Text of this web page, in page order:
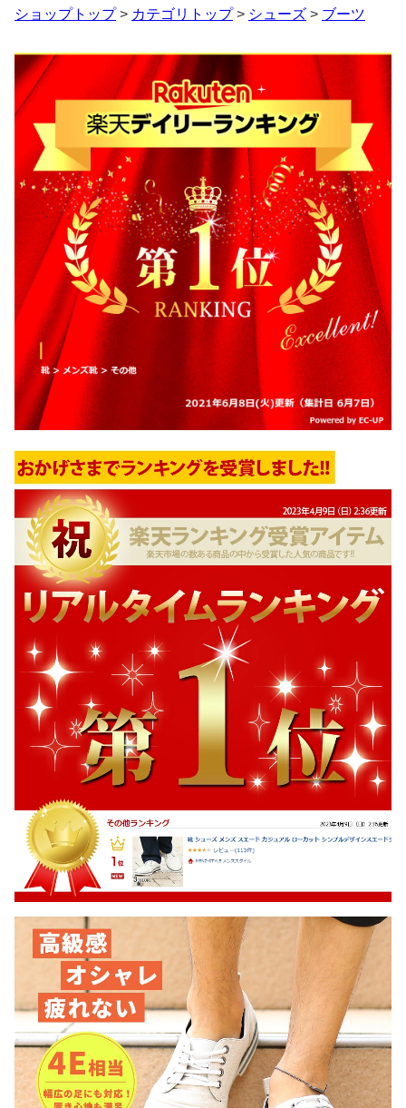
ショップトップ> カテゴリトップ> シューズ > ブーツ